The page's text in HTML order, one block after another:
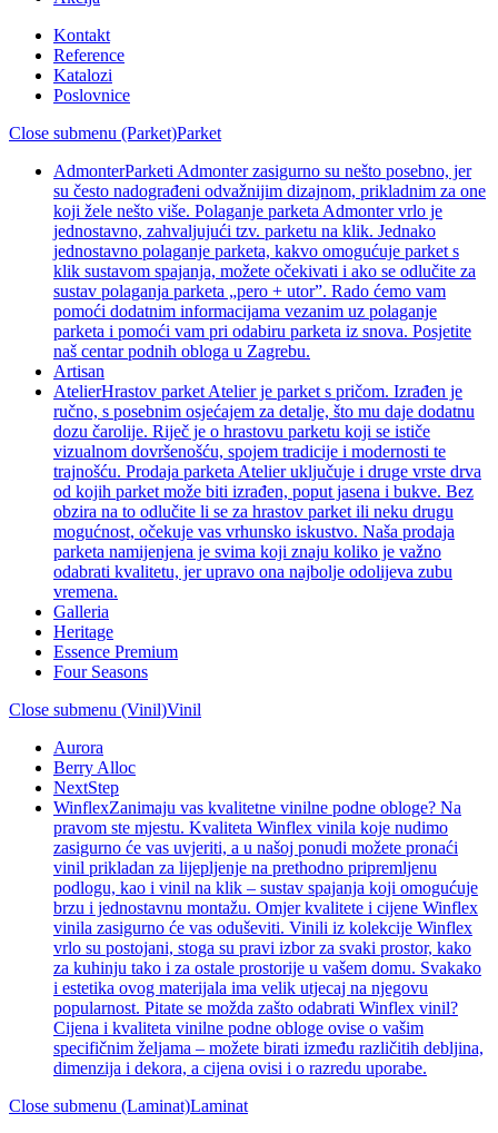
Kontakt
Reference
Katalozi
Poslovnice
Close submenu (Parket)Parket
AdmonterParketi Admonter zasigurno su nešto posebno, jer
su često nadograđeni odvažnijim dizajnom, prikladnim za one
koji žele nešto više. Polaganje parketa Admonter vrlo je
jednostavno, zahvaljujući tzv. parketu na klik. Jednako
jednostavno polaganje parketa, kakvo omogućuje parket s
klik sustavom spajanja, možete očekivati i ako se odlučite za
sustav polaganja parketa „pero + utor”. Rado ćemo vam
pomoći dodatnim informacijama vezanim uz polaganje
parketa i pomoći vam pri odabiru parketa iz snova. Posjetite
naš centar podnih obloga u Zagrebu.
Artisan
AtelierHrastov parket Atelier je parket s pričom. Izrađen je
ručno, s posebnim osjećajem za detalje, što mu daje dodatnu
dozu čarolije. Riječ je o hrastovu parketu koji se ističe
vizualnom dovršenošću, spojem tradicije i modernosti te
trajnošću. Prodaja parketa Atelier uključuje i druge vrste drva
od kojih parket može biti izrađen, poput jasena i bukve. Bez
obzira na to odlučite li se za hrastov parket ili neku drugu
mogućnost, očekuje vas vrhunsko iskustvo. Naša prodaja
parketa namijenjena je svima koji znaju koliko je važno
odabrati kvalitetu, jer upravo ona najbolje odolijeva zubu
vremena.
Galleria
Heritage
Essence Premium
Four Seasons
Close submenu (Vinil)Vinil
Aurora
Berry Alloc
NextStep
WinflexZanimaju vas kvalitetne vinilne podne obloge? Na
pravom ste mjestu. Kvaliteta Winflex vinila koje nudimo
zasigurno će vas uvjeriti, a u našoj ponudi možete pronaći
vinil prikladan za lijepljenje na prethodno pripremljenu
podlogu, kao i vinil na klik – sustav spajanja koji omogućuje
brzu i jednostavnu montažu. Omjer kvalitete i cijene Winflex
vinila zasigurno će vas oduševiti. Vinili iz kolekcije Winflex
vrlo su postojani, stoga su pravi izbor za svaki prostor, kako
za kuhinju tako i za ostale prostorije u vašem domu. Svakako
i estetika ovog materijala ima velik utjecaj na njegovu
popularnost. Pitate se možda zašto odabrati Winflex vinil?
Cijena i kvaliteta vinilne podne obloge ovise o vašim
specifičnim željama – možete birati između različitih debljina,
dimenzija i dekora, a cijena ovisi i o razredu uporabe.
Close submenu (Laminat)Laminat